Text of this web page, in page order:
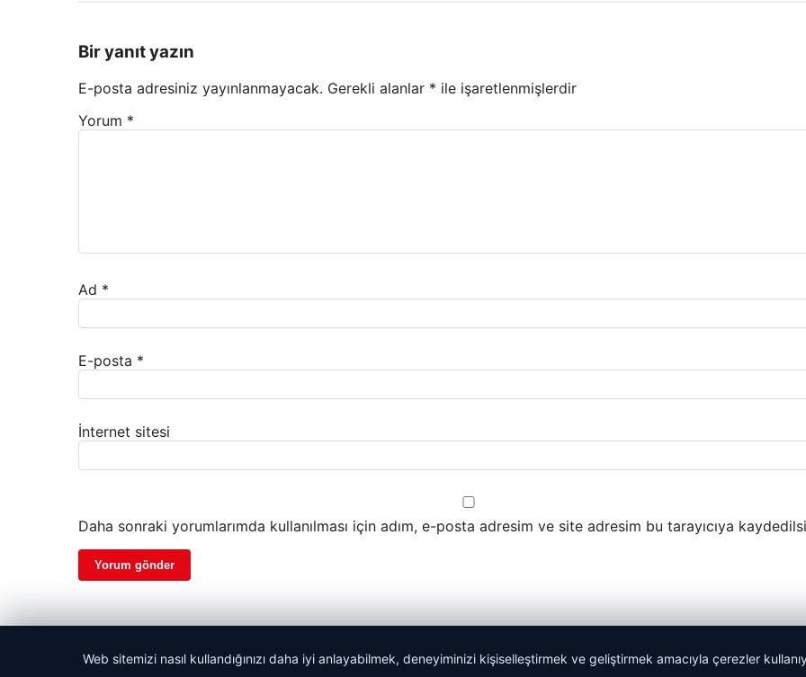
Bir yanıt yazın
E-posta adresiniz yayınlanmayacak. Gerekli alanlar * ile işaretlenmişlerdir
Yorum *
Ad *
E-posta *
İnternet sitesi
Daha sonraki yorumlarımda kullanılması için adım, e-posta adresim ve site adresim bu tarayıcıya
© 2026 Haber Gezgin
Web sitemizi nasıl kullandığınızı daha iyi anlayabilmek, deneyiminizi kişiselleştirmek ve geliştirmek amacıyla çerezler